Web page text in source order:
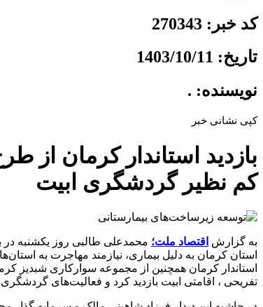
کد خبر: 270343
تاریخ: 1403/10/11
نویسنده: .
کپی نشانی خبر
بازدید استاندار کرمان
کم نظیر گردشگری ابیت
به گزارش اقتصاد ملت؛ محمدعلی طالبی روز یکشنبه
استان کرمان به دلیل بیماری، نیازمند مهاجرت به
استاندار کرمان همچنین از مجموعه سوارکاری
تفریحی ، اقامتی ابیت بازدید کرد و فعالیت‌های